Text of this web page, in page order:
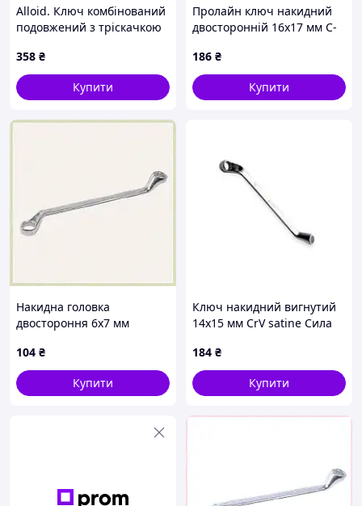
Alloid. Ключ комбінований
подовжений з тріскачкою
358 ₴
Купити
Пролайн ключ накидний
двосторонній 16х17 мм С-
186 ₴
Купити
Накидна головка
двостороння 6х7 мм
8218C37TX1
104 ₴
Купити
Ключ накидний вигнутий
14х15 мм CrV satine Сила
184 ₴
Купити